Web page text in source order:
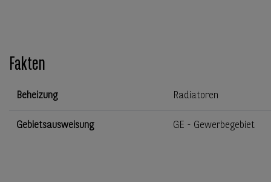
Fakten
Beheizung Radiatoren
Gebietsausweisung GE - Gewerbegebiet